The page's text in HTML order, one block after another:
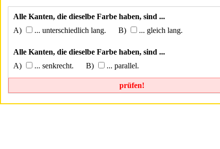
Alle Kanten, die dieselbe Farbe haben, sind ...
... unterschiedlich lang.
... gleich lang.
Alle Kanten, die dieselbe Farbe haben, sind ...
... senkrecht.
... parallel.
prüfen!